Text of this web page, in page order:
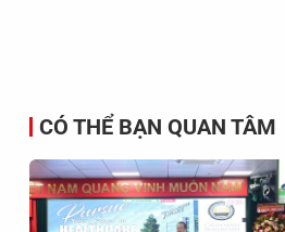
CÓ THỂ BẠN QUAN TÂM